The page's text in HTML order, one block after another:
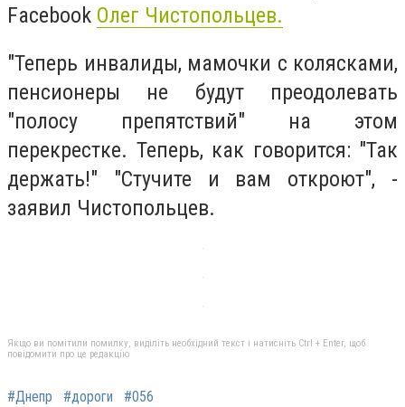
Facebook Олег Чистопольцев.
"Теперь инвалиды, мамочки с колясками,
пенсионеры не будут преодолевать
"полосу препятствий" на этом
перекрестке. Теперь, как говорится: "Так
держать!" "Стучите и вам откроют", -
заявил Чистопольцев.
Якщо ви помітили помилку, виділіть необхідний текст і натисніть Ctrl + Enter, щоб
повідомити про це редакцію
#Днепр #дороги #056